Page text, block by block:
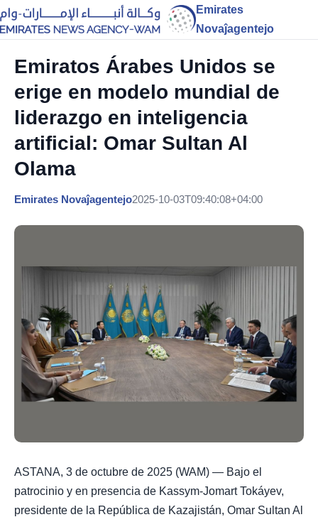
Emirates
Novaĵagentejo
Emiratos Árabes Unidos se
erige en modelo mundial de
liderazgo en inteligencia
artificial: Omar Sultan Al
Olama
Emirates Novaĵagentejo2025-10-03T09:40:08+04:00
ASTANA, 3 de octubre de 2025 (WAM) — Bajo el
patrocinio y en presencia de Kassym-Jomart Tokáyev,
presidente de la República de Kazajistán, Omar Sultan Al